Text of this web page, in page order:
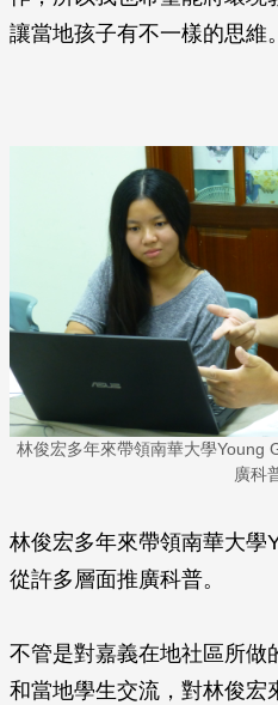
讓當地孩子有不一樣的思維
林俊宏多年來帶領南華大學Young
廣科
林俊宏多年來帶領南華大學
從許多層面推廣科普。
不管是對嘉義在地社區所做
和當地學生交流，對林俊宏